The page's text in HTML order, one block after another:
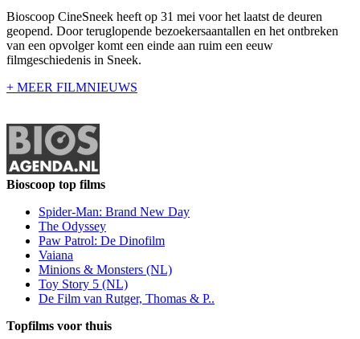
Bioscoop CineSneek heeft op 31 mei voor het laatst de deuren
geopend. Door teruglopende bezoekersaantallen en het ontbreken
van een opvolger komt een einde aan ruim een eeuw
filmgeschiedenis in Sneek.
+ MEER FILMNIEUWS
Bioscoop top films
Spider-Man: Brand New Day
The Odyssey
Paw Patrol: De Dinofilm
Vaiana
Minions & Monsters (NL)
Toy Story 5 (NL)
De Film van Rutger, Thomas & P..
Topfilms voor thuis